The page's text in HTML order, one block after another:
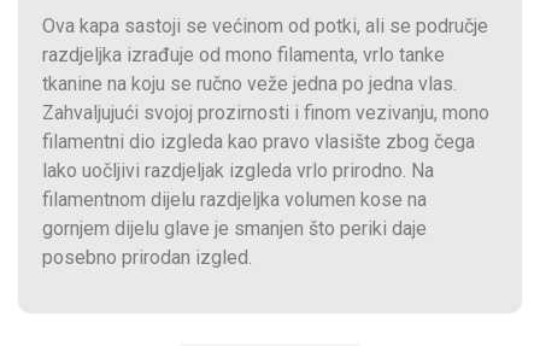
Ova kapa sastoji se većinom od potki, ali se područje
razdjeljka izrađuje od mono filamenta, vrlo tanke
tkanine na koju se ručno veže jedna po jedna vlas.
Zahvaljujući svojoj prozirnosti i finom vezivanju, mono
filamentni dio izgleda kao pravo vlasište zbog čega
lako uočljivi razdjeljak izgleda vrlo prirodno. Na
filamentnom dijelu razdjeljka volumen kose na
gornjem dijelu glave je smanjen što periki daje
posebno prirodan izgled.